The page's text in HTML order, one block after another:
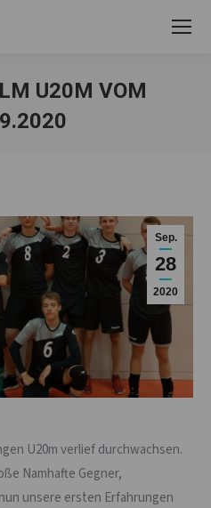
U20M VOM
Sep.
28
2020
U20m verlief durchwachsen.
Namhafte Gegner,
unsere ersten Erfahrungen